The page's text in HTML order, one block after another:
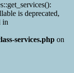
is deprecated,
in
services.php on